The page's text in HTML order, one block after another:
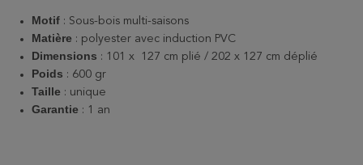
Motif : Sous-bois multi-saisons
Matière : polyester avec induction PVC
Dimensions : 101 x 127 cm plié / 202 x 127 cm déplié
Poids : 600 gr
Taille : unique
Garantie : 1 an